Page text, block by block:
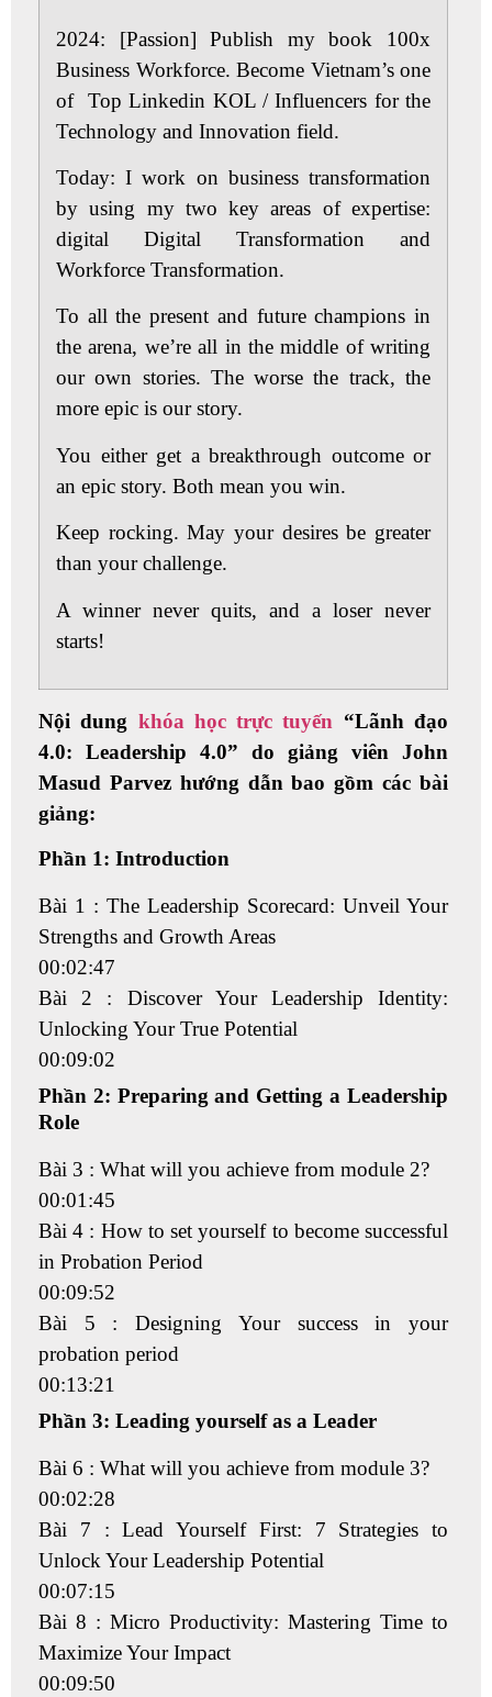
2024: [Passion] Publish my book 100x
Business Workforce. Become Vietnam’s one
of Top Linkedin KOL / Influencers for the
Technology and Innovation field.
Today: I work on business transformation
by using my two key areas of expertise:
digital Digital Transformation and
Workforce Transformation.
To all the present and future champions in
the arena, we’re all in the middle of writing
our own stories. The worse the track, the
more epic is our story.
You either get a breakthrough outcome or
an epic story. Both mean you win.
Keep rocking. May your desires be greater
than your challenge.
A winner never quits, and a loser never
starts!
Nội dung khóa học trực tuyến “Lãnh đạo
4.0: Leadership 4.0” do giảng viên John
Masud Parvez hướng dẫn bao gồm các bài
giảng:
Phần 1: Introduction
Bài 1 : The Leadership Scorecard: Unveil Your
Strengths and Growth Areas
00:02:47
Bài 2 : Discover Your Leadership Identity:
Unlocking Your True Potential
00:09:02
Phần 2: Preparing and Getting a Leadership
Role
Bài 3 : What will you achieve from module 2?
00:01:45
Bài 4 : How to set yourself to become successful
in Probation Period
00:09:52
Bài 5 : Designing Your success in your
probation period
00:13:21
Phần 3: Leading yourself as a Leader
Bài 6 : What will you achieve from module 3?
00:02:28
Bài 7 : Lead Yourself First: 7 Strategies to
Unlock Your Leadership Potential
00:07:15
Bài 8 : Micro Productivity: Mastering Time to
Maximize Your Impact
00:09:50